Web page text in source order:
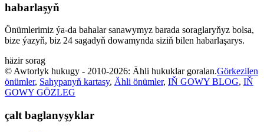
habarlaşyň
Önümlerimiz ýa-da bahalar sanawymyz barada soraglaryňyz bolsa,
bize ýazyň, biz 24 sagadyň dowamynda siziň bilen habarlaşarys.
häzir sorag
© Awtorlyk hukugy - 2010-2026: Ähli hukuklar goralan.Görkezilen
önümler, Sahypanyň kartasy, Ähli önümler, IŇ GOWY BLOG, IŇ
GOWY GÖZLEG
çalt baglanyşyklar